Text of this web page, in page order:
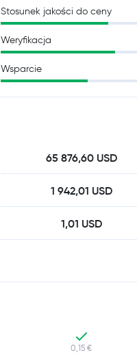
Stosunek jakości do ceny
Weryfikacja
Wsparcie
65 876,60 USD
1 942,01 USD
1,01 USD
0,15 €